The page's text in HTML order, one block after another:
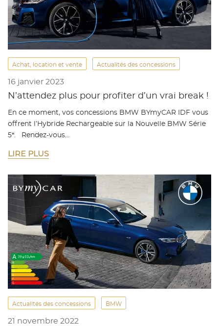
Achat, location et vente Actualités des concessions
16 janvier 2023
N’attendez plus pour profiter d’un vrai break !
En ce moment, vos concessions BMW BYmyCAR IDF vous
offrent l’Hybride Rechargeable sur la Nouvelle BMW Série
5*. Rendez-vous…
LIRE PLUS
Actualités des concessions BMW
21 novembre 2022